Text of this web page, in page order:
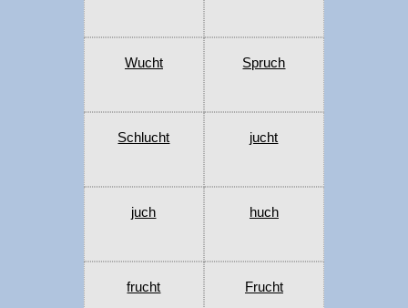
Wucht Spruch
Schlucht jucht
juch huch
frucht Frucht